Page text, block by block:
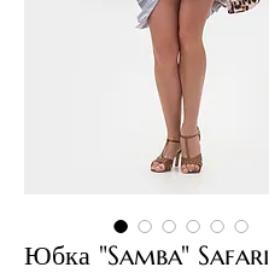
Юбка "Samba" Safari